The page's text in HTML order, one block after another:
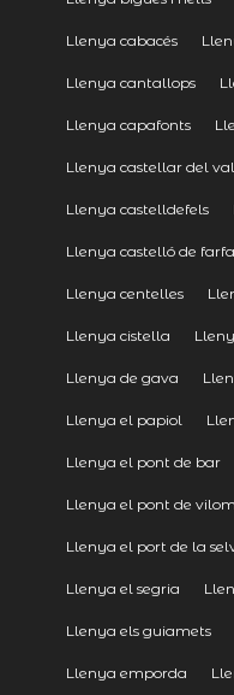
Llenya cabacés
Llenya cantallops
Llenya capafonts
Llenya castellar del
Llenya castelldefels
Llenya castelló de
Llenya centelles
Llenya cistella
Llenya de gava
Llenya el papiol
Llenya el pont de bar
Llenya el pont de
Llenya el port de la
Llenya el segria
Llenya els guiamets
Llenya emporda